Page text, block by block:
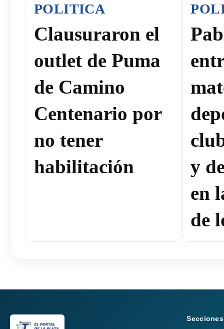
POLITICA
Clausuraron el
outlet de Puma
de Camino
Centenario por
no tener
habilitación
y
en
de
Secciones